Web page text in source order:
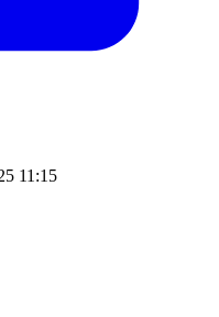
11:15